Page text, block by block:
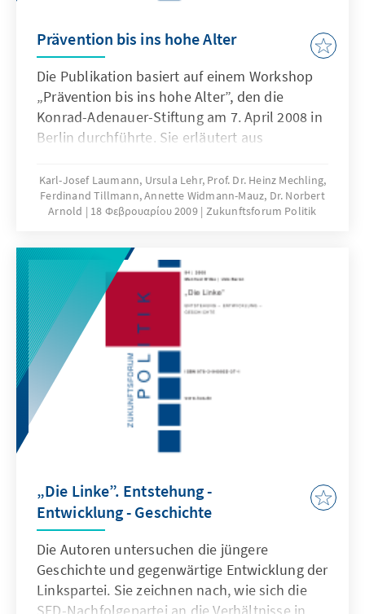
Prävention bis ins hohe Alter
Die Publikation basiert auf einem Workshop
„Prävention bis ins hohe Alter”, den die
Konrad-Adenauer-Stiftung am 7. April 2008 in
Berlin durchführte. Sie erläutert aus
unterschiedliche Aspekte der Prävention als
Voraussetzung für ein gutes Altern.
Karl-Josef Laumann, Ursula Lehr, Prof. Dr. Heinz Mechling,
Ferdinand Tillmann, Annette Widmann-Mauz, Dr. Norbert
Arnold
18 Φεβρουαρίου 2009 Zukunftsforum Politik
„Die Linke”. Entstehung -
Entwicklung - Geschichte
Die Autoren untersuchen die jüngere
Geschichte und gegenwärtige Entwicklung der
Linkspartei. Sie zeichnen nach, wie sich die